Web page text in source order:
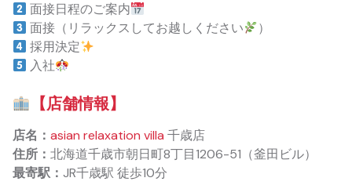
面接日程のご案内
面接（リラックスしてお越しください
）
採用決定
入社
【店舗情報】
店名： asian relaxation villa 千歳店
住所： 北海道千歳市朝日町8丁目1206-51（釜田ビル）
最寄駅： JR千歳駅 徒歩10分